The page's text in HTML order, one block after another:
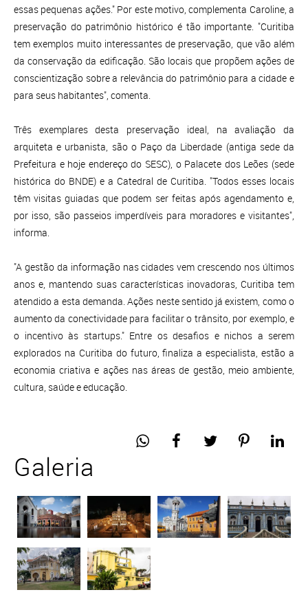
essas pequenas ações." Por este motivo, complementa Caroline, a
preservação do patrimônio histórico é tão importante. "Curitiba
tem exemplos muito interessantes de preservação, que vão além
da conservação da edificação. São locais que propõem ações de
conscientização sobre a relevância do patrimônio para a cidade e
para seus habitantes", comenta.
Três exemplares desta preservação ideal, na avaliação da
arquiteta e urbanista, são o Paço da Liberdade (antiga sede da
Prefeitura e hoje endereço do SESC), o Palacete dos Leões (sede
histórica do BNDE) e a Catedral de Curitiba. "Todos esses locais
têm visitas guiadas que podem ser feitas após agendamento e,
por isso, são passeios imperdíveis para moradores e visitantes",
informa.
"A gestão da informação nas cidades vem crescendo nos últimos
anos e, mantendo suas características inovadoras, Curitiba tem
atendido a esta demanda. Ações neste sentido já existem, como o
aumento da conectividade para facilitar o trânsito, por exemplo, e
o incentivo às startups." Entre os desafios e nichos a serem
explorados na Curitiba do futuro, finaliza a especialista, estão a
economia criativa e ações nas áreas de gestão, meio ambiente,
cultura, saúde e educação.
Galeria